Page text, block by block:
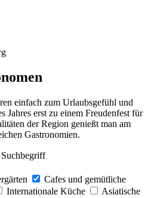
einfach zum Urlaubsgefühl und
Jahres erst zu einem Freudenfest für
der Region genießt man am
Gastronomien.
Suchbegriff
Cafes und gemütliche
Internationale Küche
Asiatische